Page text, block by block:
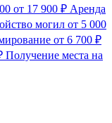
от 17 900 ₽ Аренда
могил от 5 000
от 6 700 ₽
Получение места на